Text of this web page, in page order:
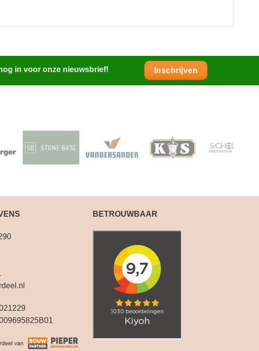
in voor onze nieuwsbrief! Inschrijven
BETROUWBAAR